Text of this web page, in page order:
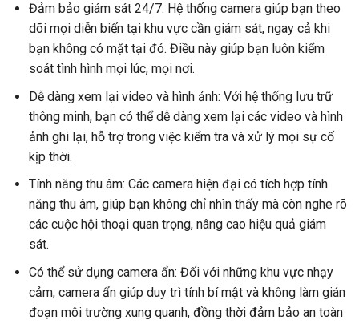
Đảm bảo giám sát 24/7: Hệ thống camera giúp bạn theo
dõi mọi diễn biến tại khu vực cần giám sát, ngay cả khi
bạn không có mặt tại đó. Điều này giúp bạn luôn kiểm
soát tình hình mọi lúc, mọi nơi.
Dễ dàng xem lại video và hình ảnh: Với hệ thống lưu trữ
thông minh, bạn có thể dễ dàng xem lại các video và hình
ảnh ghi lại, hỗ trợ trong việc kiểm tra và xử lý mọi sự cố
kịp thời.
Tính năng thu âm: Các camera hiện đại có tích hợp tính
năng thu âm, giúp bạn không chỉ nhìn thấy mà còn nghe rõ
các cuộc hội thoại quan trọng, nâng cao hiệu quả giám
sát.
Có thể sử dụng camera ẩn: Đối với những khu vực nhạy
cảm, camera ẩn giúp duy trì tính bí mật và không làm gián
đoạn môi trường xung quanh, đồng thời đảm bảo an toàn